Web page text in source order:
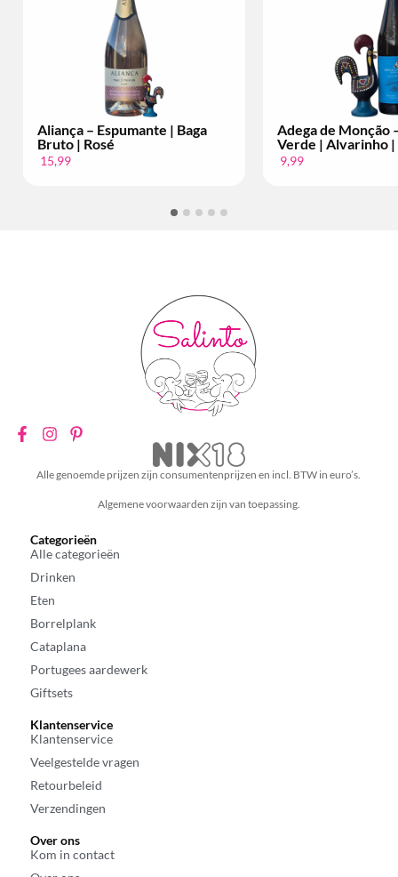
| Baga
Adega de Monção – Vinho
Verde | Alvarinho | Per Fles
Alle genoemde prijzen zijn consumentenprijzen en incl. BTW in euro’s.
Algemene voorwaarden zijn van toepassing.
Categorieën
Alle categorieën
Drinken
Eten
Borrelplank
Cataplana
Portugees aardewerk
Giftsets
Klantenservice
Klantenservice
Veelgestelde vragen
Retourbeleid
Verzendingen
Over ons
Kom in contact